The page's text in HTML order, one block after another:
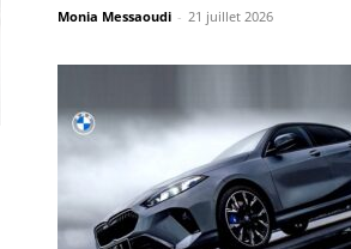
Monia Messaoudi - 21 juillet 2026